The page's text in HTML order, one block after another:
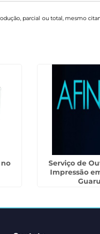
parcial ou total, mesmo
Serviço de
Impressão